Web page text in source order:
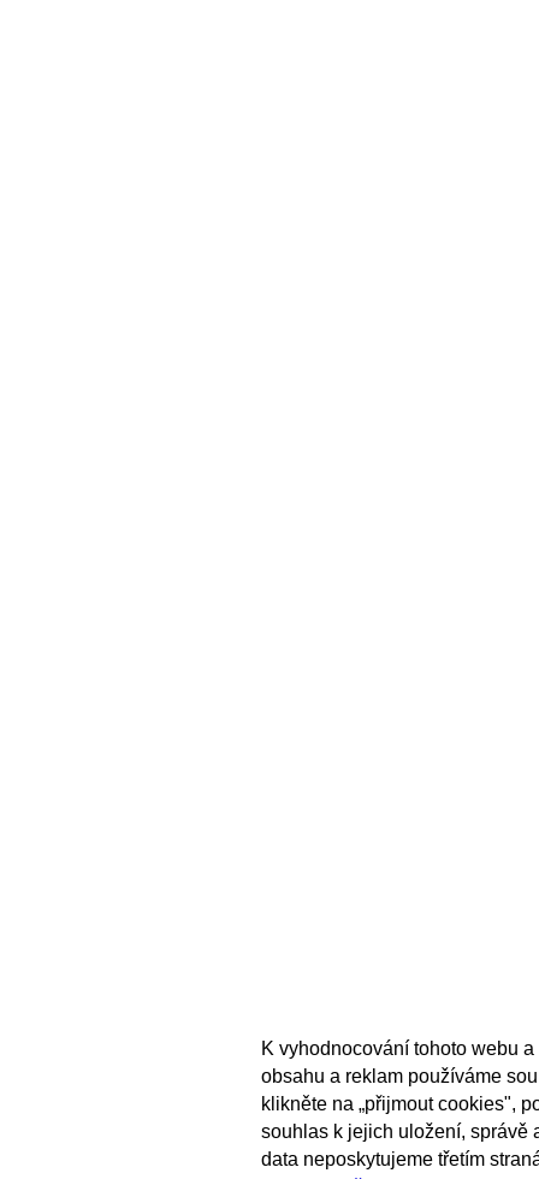
K vyhodnocování tohoto webu
obsahu a reklam používáme
klikněte na „přijmout cookies",
souhlas k jejich uložení, správě
data neposkytujeme třetím